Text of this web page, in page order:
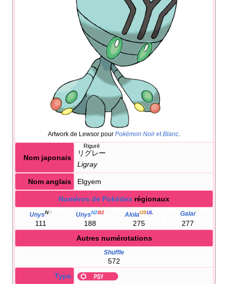
Artwork de Lewsor pour Pokémon Noiret Blanc
Nom japonais
リグレー
Rigurē
Ligray
Nom anglais Elgyem
Numéros de Pokédex régionaux
UnysNB UnysN2B2 AlolaUSUL Galar
111 188 275
277
Autres numérotations
Shuffle
572
Type